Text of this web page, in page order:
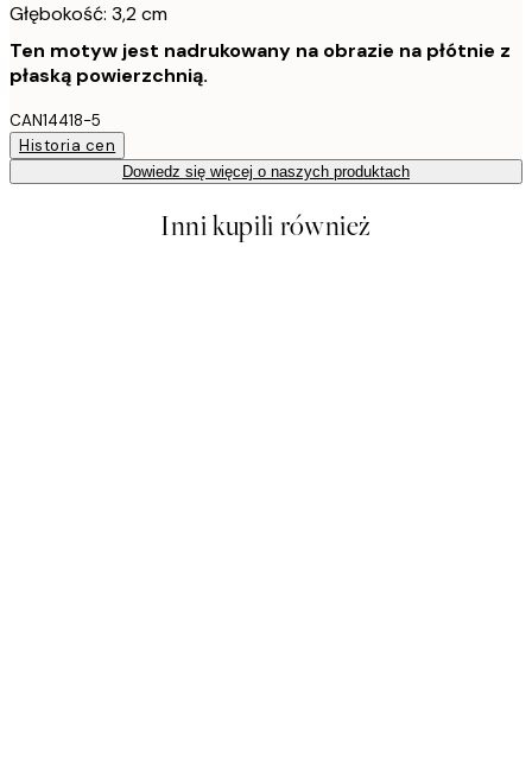
Głębokość: 3,2 cm
Ten motyw jest nadrukowany na obrazie na płótnie z
płaską powierzchnią.
CAN14418-5
Historia cen
Dowiedz się więcej o naszych produktach
Inni kupili również